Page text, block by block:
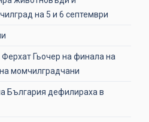
на 5 и 6 септември
Гьочер на финала на
момчилградчани
България дефилираха в